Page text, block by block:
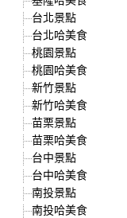
台北景點
台北哈美食
桃園景點
桃園哈美食
新竹景點
新竹哈美食
苗栗景點
苗栗哈美食
台中景點
台中哈美食
南投景點
南投哈美食